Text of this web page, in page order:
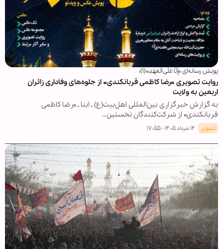
پویش رسانه‌ای «إِنَّا عَلَی الْعَهْدِ»(۱)؛
روایت تصویری «رضا کاظمی قربانکندی» از جلوه‌های وفاداری زائران
اربعین به ولایت
به گزارش خبرگزاری بین‌المللی اهل‌بیت(ع) ـ ابنا ـ «رضا کاظمی
قربانکندی» از شرکت‌کنندگان نخستین…
تصویر ۱۴ مرداد ۱۴۰۵ - ۱۷:۵۵